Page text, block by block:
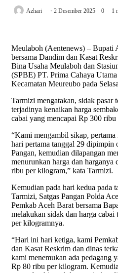
Azhari 2 Desember 2025 0 1
Meulaboh (Aentenews) – Bupati
bersama Dandim dan Kasat
Bina Usaha Meulaboh dan
(SPBE) PT. Prima Cahaya
Kecamatan Meureubo pada
Tarmizi mengatakan, sidak pasar
terjadinya kenaikan harga
cabai yang mencapai Rp 300
“Kami mengambil sikap, pertama
hari pertama tanggal 29 dipimpin
Pangan, kemudian dilapangan
menurunkan harga dan harganya
ribu per kilogram,” kata Tarmizi.
Kemudian pada hari kedua pada
Tarmizi, Satgas Pangan Polda
Pemkab Aceh Barat bersama
melakukan sidak dan harga
per kilogramnya.
“Hari ini hari ketiga, kami
dan Kasat Reskrim dan dinas
kami menemukan ada pedagang
Rp 80 ribu per kilogram.